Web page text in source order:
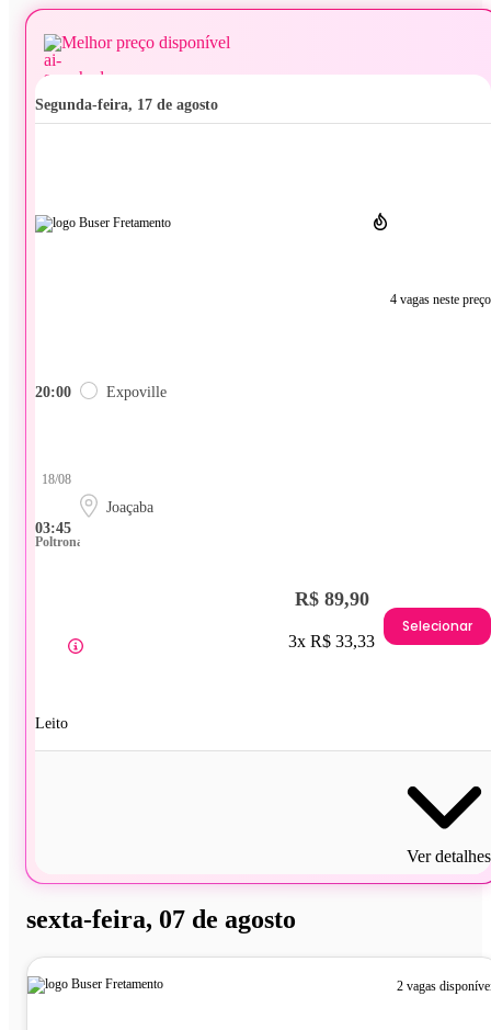
Melhor preço disponível
segunda-feira, 17 de agosto
4 vagas neste preço
20:00 Expoville
03:45
18/08
Joaçaba
Poltrona
Leito
R$ 89,90
3x R$ 33,33
Selecionar
Ver detalhes
sexta-feira, 07 de agosto
2 vagas